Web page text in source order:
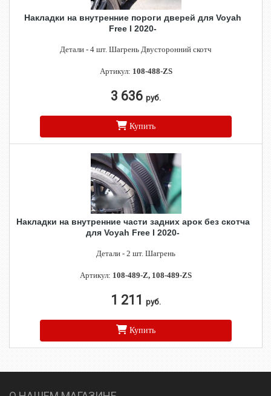
Накладки на внутренние пороги дверей для Voyah
Free I 2020-
Детали - 4 шт. Шагрень Двусторонний скотч
Артикул: 108-488-ZS
3 636 руб.
Купить
Накладки на внутренние части задних арок без скотча
для Voyah Free I 2020-
Детали - 2 шт. Шагрень
Артикул: 108-489-Z, 108-489-ZS
1 211 руб.
Купить